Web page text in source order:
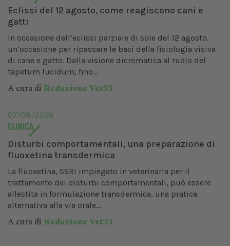
Eclissi del 12 agosto, come reagiscono cani e
gatti
In occasione dell’eclissi parziale di sole del 12 agosto,
un’occasione per ripassare le basi della fisiologia visiva
di cane e gatto. Dalla visione dicromatica al ruolo del
tapetum lucidum, fino...
A cura di Redazione Vet33
07/08/2026
CLINICA
Disturbi comportamentali, una preparazione di
fluoxetina transdermica
La fluoxetina, SSRI impiegato in veterinaria per il
trattamento dei disturbi comportamentali, può essere
allestita in formulazione transdermica, una pratica
alternativa alla via orale...
A cura di Redazione Vet33